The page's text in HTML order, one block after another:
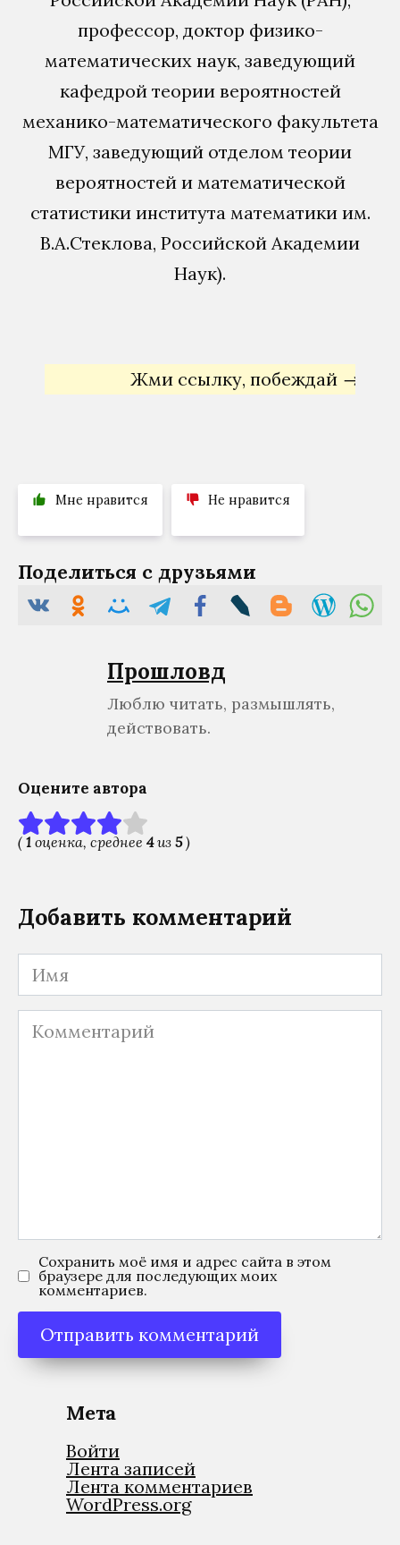
профессор, доктор физико-
математических наук, заведующий
кафедрой теории вероятностей
механико-математического факультета
МГУ, заведующий отделом теории
вероятностей и математической
статистики института математики им.
В.А.Стеклова, Российской Академии
Наук).
Жми ссылку, побеждай →Яндекс
Поделиться с друзьями
Прошловѣд
Люблю читать, размышлять,
действовать.
Оцените автора
( 1 оценка, среднее 4из 5)
Добавить комментарий
Имя
Комментарий
Сохранить моё имя и адрес сайта в этом
браузере для последующих моих
комментариев.
Мета
Войти
Лента записей
Лента комментариев
WordPress.org